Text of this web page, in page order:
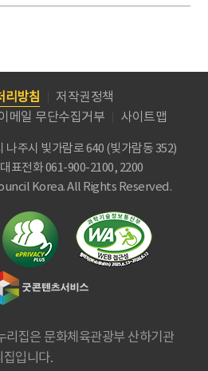
리방침
저작권정책
메일 무단수집거부
사이트맵
나주시 빛가람로 640 (빛가람동 352)
대표전화 061-900-2100, 2200
Korea. All Rights Reserved.
리집은 문화체육관광부 산하기관
집입니다.